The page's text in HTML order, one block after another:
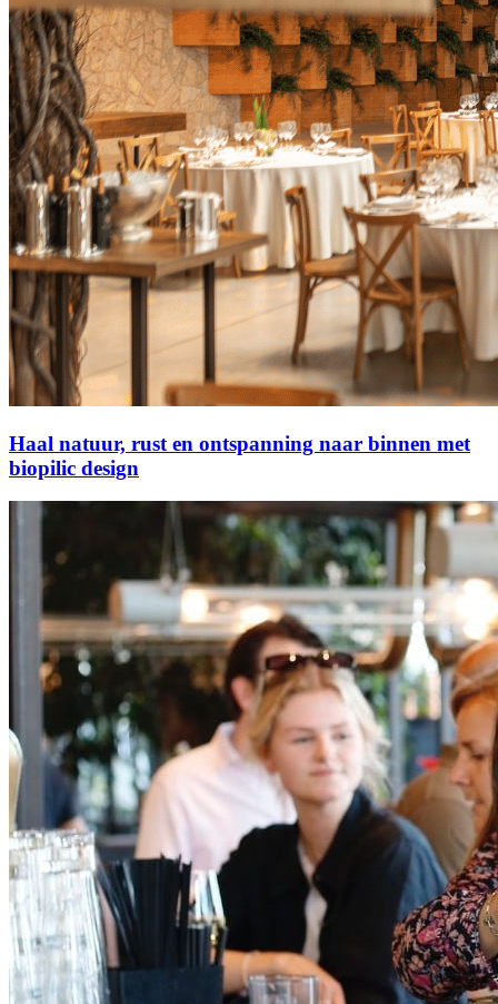
Haal natuur, rust en ontspanning naar binnen met
biopilic design